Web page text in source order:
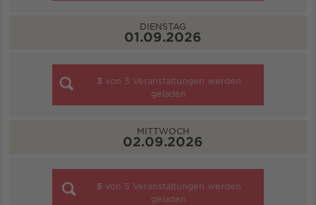
DIENSTAG
01.09.2026
3 von 3 Veranstaltungen werden
geladen
MITTWOCH
02.09.2026
5 von 5 Veranstaltungen werden
geladen